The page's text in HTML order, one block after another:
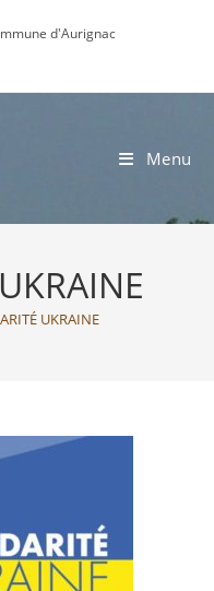
d'Aurignac
Menu
UKRAINE